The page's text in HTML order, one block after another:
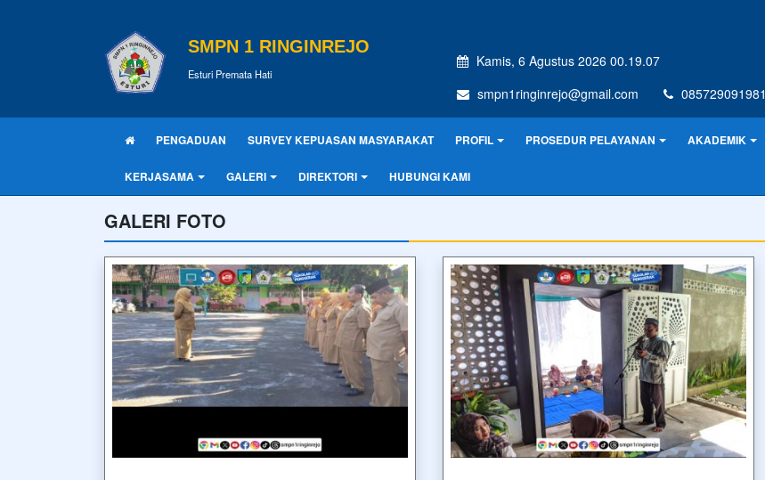
SMPN 1 RINGINREJO
Esturi Premata Hati
Kamis, 6 Agustus 2026 00.19.07
smpn1ringinrejo@gmail.com
085729091981
PENGADUAN SURVEY KEPUASAN MASYARAKAT PROFIL PROSEDUR PELAYANAN AKADEMIK
KERJASAMA GALERI DIREKTORI HUBUNGI KAMI
GALERI FOTO